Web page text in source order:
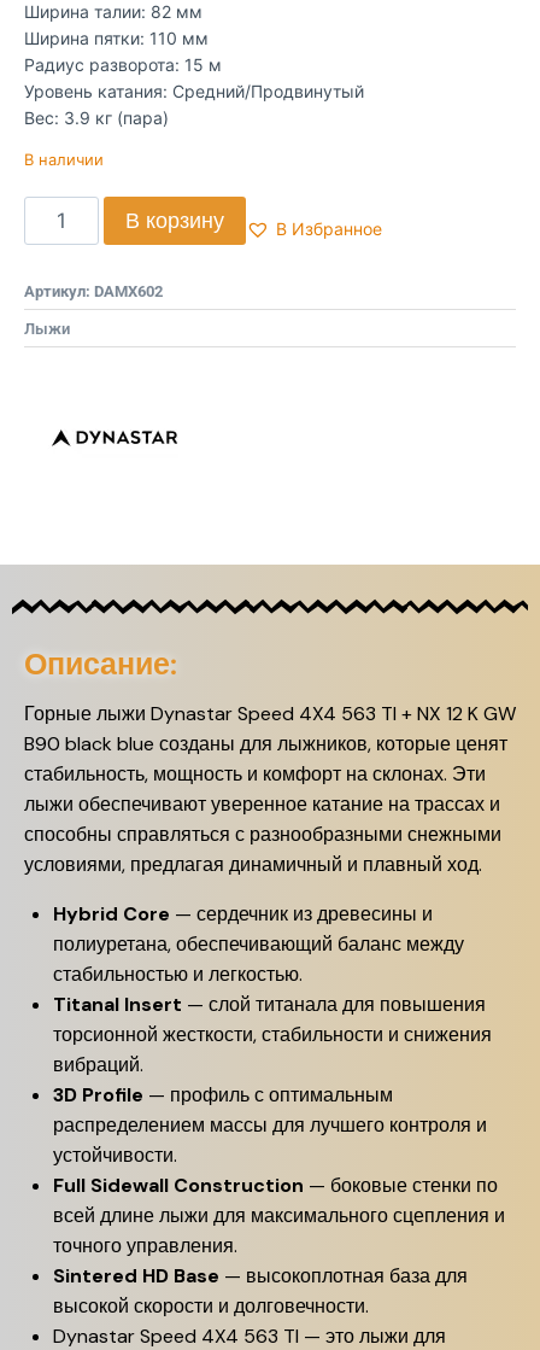
Ширина талии: 82 мм
Ширина пятки: 110 мм
Радиус разворота: 15 м
Уровень катания: Средний/Продвинутый
Вес: 3.9 кг (пара)
В наличии
В корзину В Избранное
Артикул: DAMX602
Лыжи
Описание:
Горные лыжи Dynastar Speed 4X4 563 TI + NX 12 K GW
B90 black blue созданы для лыжников, которые ценят
стабильность, мощность и комфорт на склонах. Эти
лыжи обеспечивают уверенное катание на трассах и
способны справляться с разнообразными снежными
условиями, предлагая динамичный и плавный ход.
Hybrid Core — сердечник из древесины и
полиуретана, обеспечивающий баланс между
стабильностью и легкостью.
Titanal Insert — слой титанала для повышения
торсионной жесткости, стабильности и снижения
вибраций.
3D Profile — профиль с оптимальным
распределением массы для лучшего контроля и
устойчивости.
Full Sidewall Construction — боковые стенки по
всей длине лыжи для максимального сцепления и
точного управления.
Sintered HD Base — высокоплотная база для
высокой скорости и долговечности.
Dynastar Speed 4X4 563 TI — это лыжи для